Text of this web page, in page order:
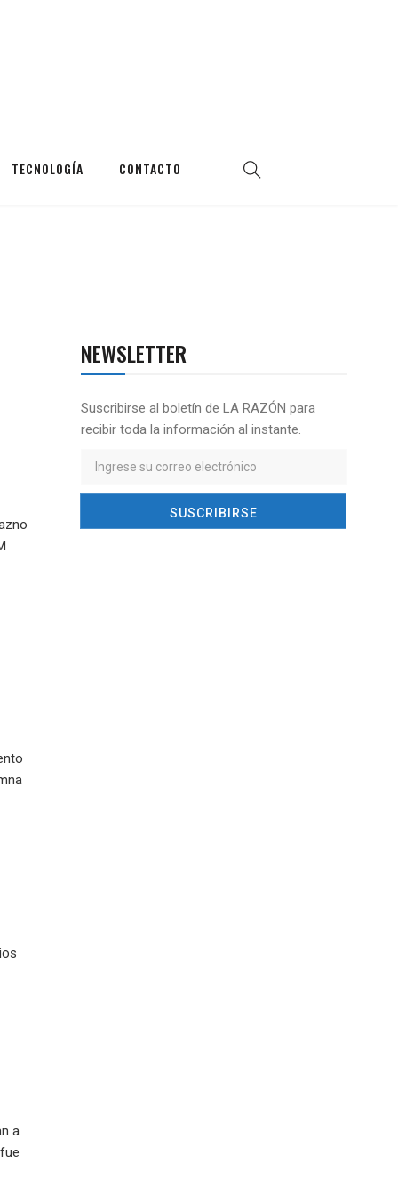
TECNOLOGÍA CONTACTO
a
NEWSLETTER
Suscribirse al boletín de LA RAZÓN para
recibir toda la información al instante.